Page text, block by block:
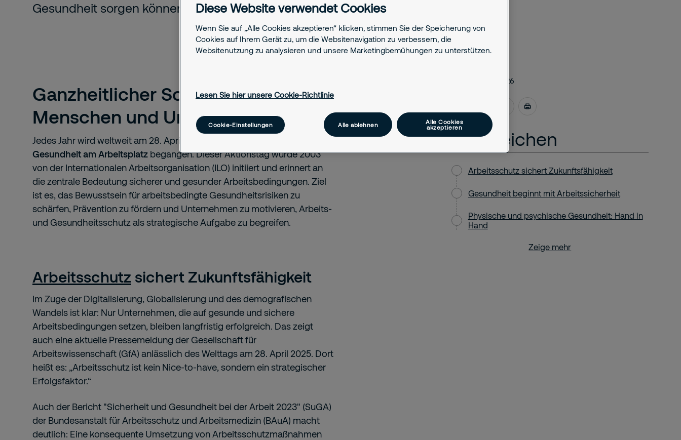
Gesundheit sorgen können.
Ganzheitlicher Schutz für
Menschen und Unternehmen
Jedes Jahr wird weltweit am 28. April der
Gesundheit am Arbeitsplatz begangen. Dieser Aktionstag wurde 2003
von der Internationalen Arbeitsorganisation (ILO) initiiert und erinnert an
die zentrale Bedeutung sicherer und gesunder Arbeitsbedingungen. Ziel
ist es, das Bewusstsein für arbeitsbedingte Gesundheitsrisiken zu
schärfen, Prävention zu fördern und Unternehmen zu motivieren, Arbeits-
und Gesundheitsschutz als strategische Aufgabe zu begreifen.
Arbeitsschutz sichert Zukunftsfähigkeit
Im Zuge der Digitalisierung, Globalisierung und des demografischen
Wandels ist klar: Nur Unternehmen, die auf gesunde und sichere
Arbeitsbedingungen setzen, bleiben langfristig erfolgreich. Das zeigt
auch eine aktuelle Pressemeldung der Gesellschaft für
Arbeitswissenschaft (GfA) anlässlich des Welttags am 28. April 2025. Dort
heißt es: „Arbeitsschutz ist kein Nice-to-have, sondern ein strategischer
Erfolgsfaktor.“
Auch der Bericht "Sicherheit und Gesundheit bei der Arbeit 2023" (SuGA)
der Bundesanstalt für Arbeitsschutz und Arbeitsmedizin (BAuA) macht
deutlich: Eine konsequente Umsetzung von Arbeitsschutzmaßnahmen
April 28, 2026
Lesezeichen
Arbeitsschutz sichert Zukunftsfähigkeit
Gesundheit beginnt mit Arbeitssicherheit
Physische und psychische Gesundheit: Hand in
Hand
Zeige mehr
Diese Website verwendet Cookies
Wenn Sie auf „Alle Cookies akzeptieren“ klicken, stimmen Sie der Speicherung von
Cookies auf Ihrem Gerät zu, um die Websitenavigation zu verbessern, die
Websitenutzung zu analysieren und unsere Marketingbemühungen zu unterstützen.
Lesen Sie hier unsere Cookie-Richtlinie
Cookie-Einstellungen Alle ablehnen
Alle Cookies
akzeptieren